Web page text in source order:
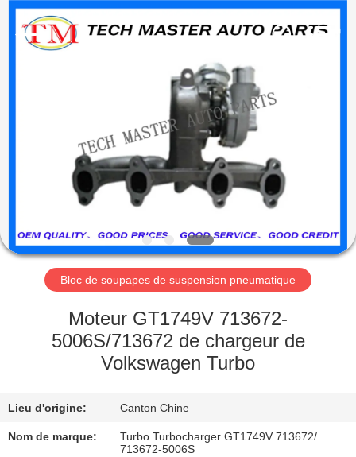
PRODUITS
VIDÉOS
À
PROPOS
NOUS
DE
L'USINE
master
auto
Bloc de soupapes de suspension pneumatique
Moteur GT1749V 713672-
5006S/713672 de chargeur de
Volkswagen Turbo
Lieu d'origine: Canton Chine
Nom de marque:
Turbo Turbocharger GT1749V 713672/
713672-5006S